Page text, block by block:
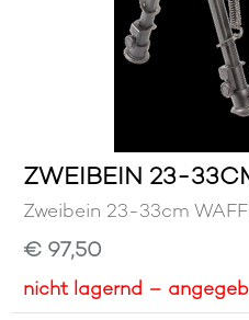
ZWEIBEIN 23-
Zweibein 23-33cm
€ 97,50
nicht lagernd –